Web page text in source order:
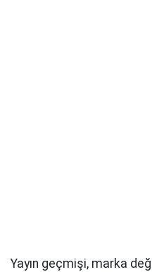
Yayın geçmişi, marka